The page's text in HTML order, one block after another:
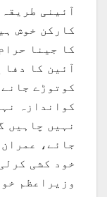
آئینی
کا جینا
آئین کا
کوتوڑے
کواندازہ
نہیں چاہیں
جائے،
خود کشی
وزیراعظم